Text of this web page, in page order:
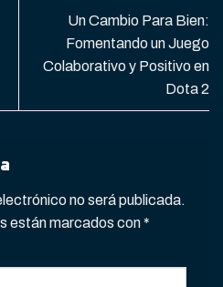
Un Cambio Para Bien:
Fomentando un Juego
Colaborativo y Positivo en
Dota 2
no será publicada.
están marcados con*